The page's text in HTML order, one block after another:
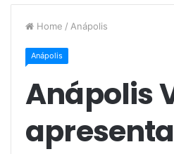
Home / Anápolis
Anápolis
Anápolis